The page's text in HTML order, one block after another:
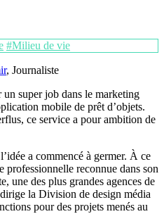
#Milieu de vie
, Journaliste
super job dans le marketing
mobile de prêt d’objets.
ce service a pour ambition de
a commencé à germer. À ce
professionnelle reconnue dans son
une des plus grandes agences de
la Division de design média
pour des projets menés au